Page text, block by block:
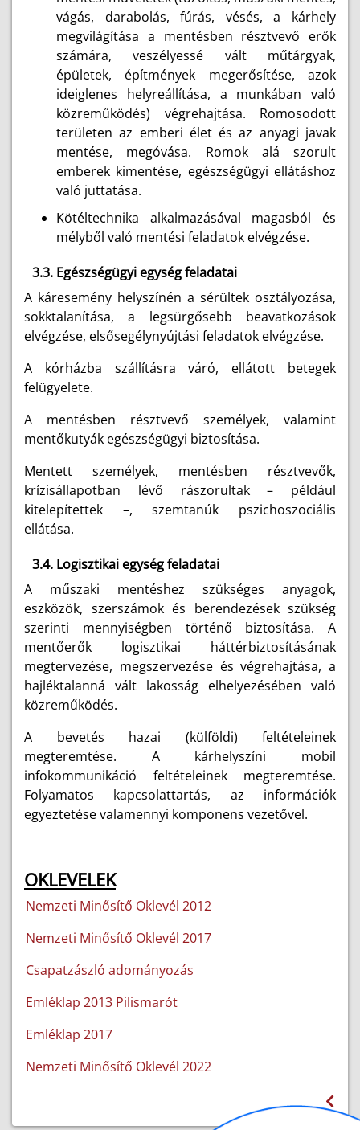
vágás, darabolás, fúrás, vésés, a kárhely
megvilágítása a mentésben résztvevő erők
számára, veszélyessé vált műtárgyak,
épületek, építmények megerősítése, azok
ideiglenes helyreállítása, a munkában való
közreműködés) végrehajtása. Romosodott
területen az emberi élet és az anyagi javak
mentése, megóvása. Romok alá szorult
emberek kimentése, egészségügyi ellátáshoz
való juttatása.
Kötéltechnika alkalmazásával magasból és
mélyből való mentési feladatok elvégzése.
3.3. Egészségügyi egység feladatai
A káresemény helyszínén a sérültek osztályozása,
sokktalanítása, a legsürgősebb beavatkozások
elvégzése, elsősegélynyújtási feladatok elvégzése.
A kórházba szállításra váró, ellátott betegek
felügyelete.
A mentésben résztvevő személyek, valamint
mentőkutyák egészségügyi biztosítása.
Mentett személyek, mentésben résztvevők,
krízisállapotban lévő rászorultak – például
kitelepítettek –, szemtanúk pszichoszociális
ellátása.
3.4. Logisztikai egység feladatai
A műszaki mentéshez szükséges anyagok,
eszközök, szerszámok és berendezések szükség
szerinti mennyiségben történő biztosítása. A
mentőerők logisztikai háttérbiztosításának
megtervezése, megszervezése és végrehajtása, a
hajléktalanná vált lakosság elhelyezésében való
közreműködés.
A bevetés hazai (külföldi) feltételeinek
megteremtése. A kárhelyszíni mobil
infokommunikáció feltételeinek megteremtése.
Folyamatos kapcsolattartás, az információk
egyeztetése valamennyi komponens vezetővel.
OKLEVELEK
Nemzeti Minősítő Oklevél 2012
Nemzeti Minősítő Oklevél 2017
Csapatzászló adományozás
Emléklap 2013 Pilismarót
Emléklap 2017
Nemzeti Minősítő Oklevél 2022